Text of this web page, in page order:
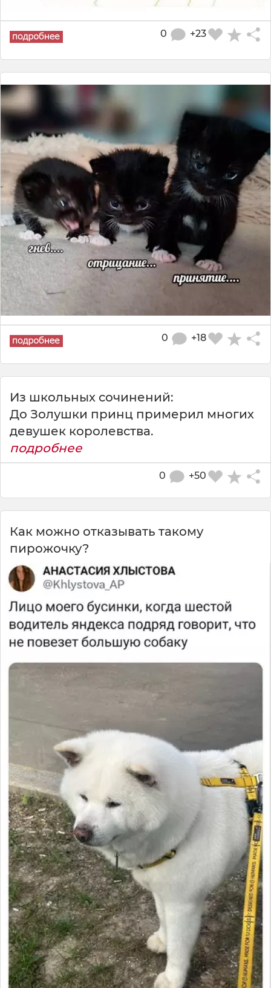
+23
0
+18
0
Из школьных сочинений:
До Золушки принц примерил многих
девушек королевства.
подробнее
+50
0
Как можно отказывать такому
пирожочку?